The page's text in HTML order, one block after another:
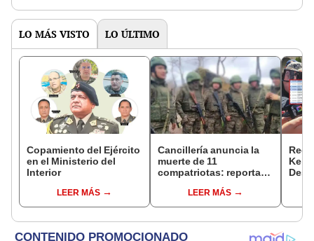
LO MÁS VISTO LO ÚLTIMO
Copamiento del Ejército
en el Ministerio del
Interior
LEER MÁS
Cancillería anuncia la
muerte de 11
compatriotas: reportan
capturados por Ucrania
LEER MÁS